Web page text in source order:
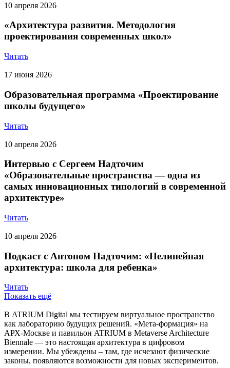
10 апреля 2026
«Архитектура развития. Методология
проектирования современных школ»
Читать
17 июня 2026
Образовательная программа «Проектирование
школы будущего»
Читать
10 апреля 2026
Интервью с Сергеем Надточим
«Образовательные пространства — одна из
самых инновационных типологий в современной
архитектуре»
Читать
10 апреля 2026
Подкаст с Антоном Надточим: «Нелинейная
архитектура: школа для ребенка»
Читать
Показать ещё
В ATRIUM Digital мы тестируем виртуальное пространство
как лабораторию будущих решений. «Мета-формация» на
АРХ-Москве и павильон ATRIUM в Metaverse Architecture
Biennale — это настоящая архитектура в цифровом
измерении. Мы убеждены – там, где исчезают физические
законы, появляются возможности для новых экспериментов.